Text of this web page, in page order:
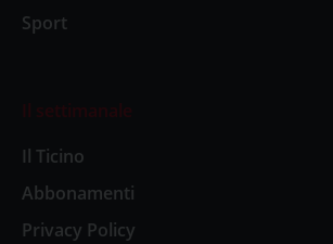
Sport
Il settimanale
Il Ticino
Abbonamenti
Privacy Policy